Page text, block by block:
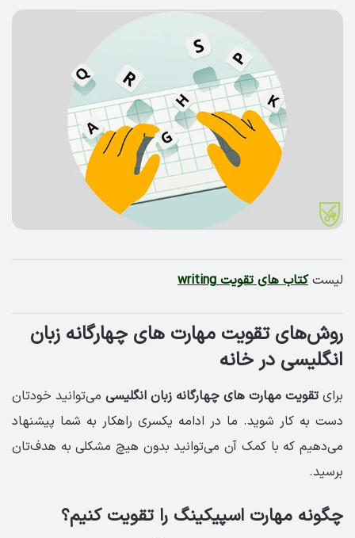
لیستکتاب های تقویت writing
روش‌های تقویت مهارت های چهارگانه زبان
انگلیسی در خانه
برای تقویت مهارت های چهارگانه زبان انگلیسی می‌توانید خودتان
دست به کار شوید. ما در ادامه یکسری راهکار به شما پیشنهاد
می‌دهیم که با کمک آن می‌توانید بدون هیچ مشکلی به هدف‌تان
برسید.
چگونه مهارت اسپیکینگ را تقویت کنیم؟